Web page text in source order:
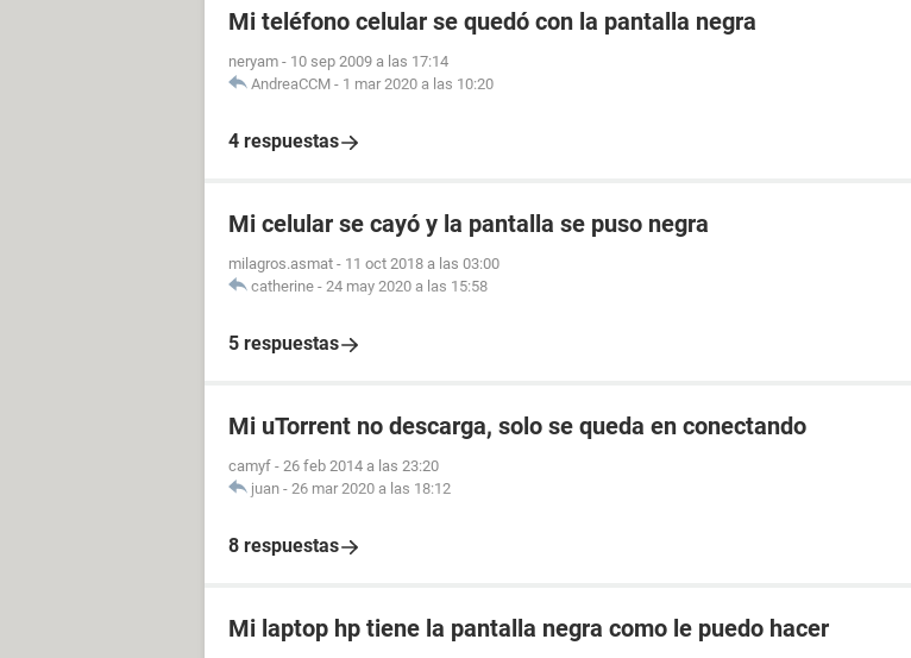
Mi teléfono celular se quedó con la pantalla negra
neryam - 10 sep 2009 a las 17:14
AndreaCCM - 1 mar 2020 a las 10:20
4 respuestas
Mi celular se cayó y la pantalla se puso negra
milagros.asmat - 11 oct 2018 a las 03:00
catherine - 24 may 2020 a las 15:58
5 respuestas
Mi uTorrent no descarga, solo se queda en conectando
camyf - 26 feb 2014 a las 23:20
juan - 26 mar 2020 a las 18:12
8 respuestas
Mi laptop hp tiene la pantalla negra como le puedo hacer